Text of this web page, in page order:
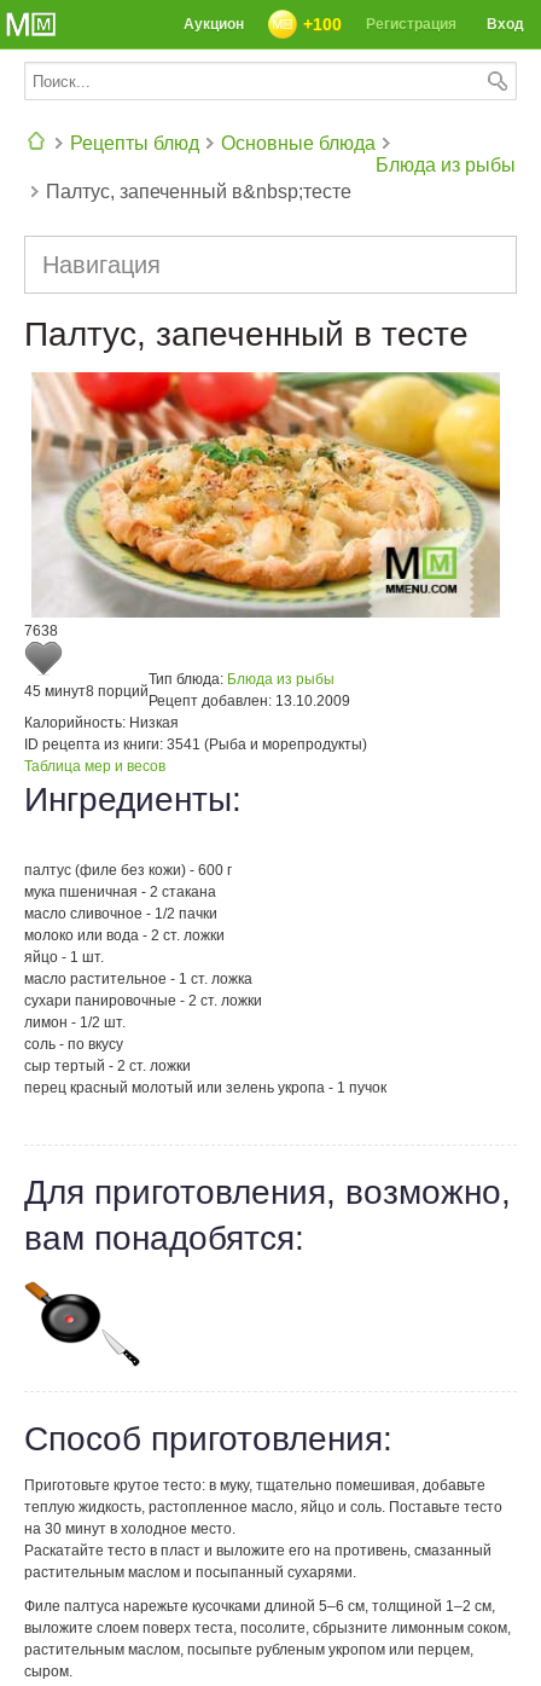
СЕГОДНЯ: 39142 РЕЦЕПТА
Вход
Регистрация
+100
Аукцион
Рецепты блюд
Основные блюда
Блюда из рыбы
Палтус, запеченный в&nbsp;тесте
Навигация
Палтус, запеченный в тесте
7638
45 минут8 порций
Тип блюда: Блюда из рыбы
Рецепт добавлен: 13.10.2009
Калорийность: Низкая
ID рецепта из книги: 3541 (Рыба и морепродукты)
Таблица мер и весов
Ингредиенты:
палтус (филе без кожи) - 600 г
мука пшеничная - 2 стакана
масло сливочное - 1/2 пачки
молоко или вода - 2 ст. ложки
яйцо - 1 шт.
масло растительное - 1 ст. ложка
сухари панировочные - 2 ст. ложки
лимон - 1/2 шт.
соль - по вкусу
сыр тертый - 2 ст. ложки
перец красный молотый или зелень укропа - 1 пучок
Для приготовления, возможно,
вам понадобятся:
Способ приготовления:
Приготовьте крутое тесто: в муку, тщательно помешивая, добавьте
теплую жидкость, растопленное масло, яйцо и соль. Поставьте тесто
на 30 минут в холодное место.
Раскатайте тесто в пласт и выложите его на противень, смазанный
растительным маслом и посыпанный сухарями.
Филе палтуса нарежьте кусочками длиной 5–6 см, толщиной 1–2 см,
выложите слоем поверх теста, посолите, сбрызните лимонным соком,
растительным маслом, посыпьте рубленым укропом или перцем,
сыром.